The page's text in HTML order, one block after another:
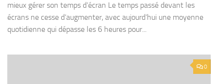
mieux gérer son temps d’écran Le temps passé devant les
écrans ne cesse d’augmenter, avec aujourd’hui une moyenne
quotidienne qui dépasse les 6 heures pour...
0